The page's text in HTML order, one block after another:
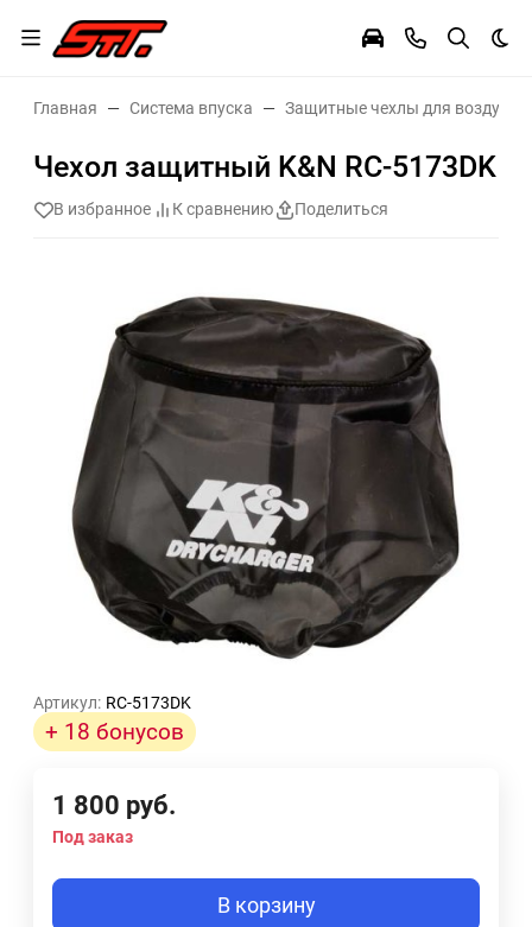
Главная Система впуска Защитные чехлы для
Чехол защитный K&N RC-5173DK
В избранное К сравнению Поделиться
Артикул: RC-5173DK
+ 18 бонусов
1 800 руб.
Под заказ
В корзину